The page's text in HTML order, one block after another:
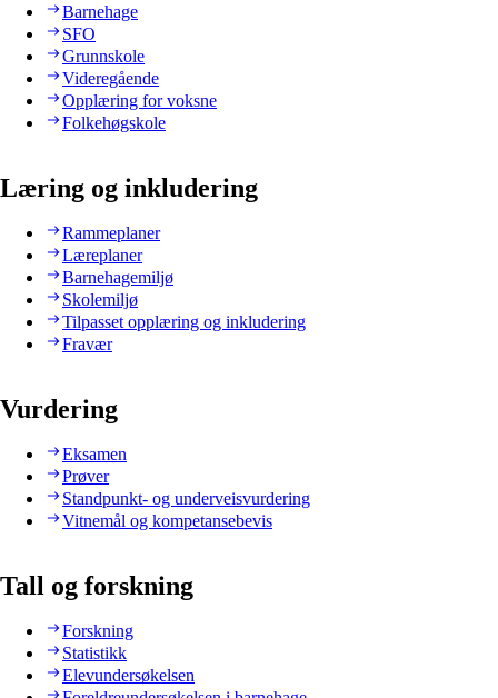
Barnehage
SFO
Grunnskole
Videregående
Opplæring for voksne
Folkehøgskole
Læring og inkludering
Rammeplaner
Læreplaner
Barnehagemiljø
Skolemiljø
Tilpasset opplæring og inkludering
Fravær
Vurdering
Eksamen
Prøver
Standpunkt- og underveisvurdering
Vitnemål og kompetansebevis
Tall og forskning
Forskning
Statistikk
Elevundersøkelsen